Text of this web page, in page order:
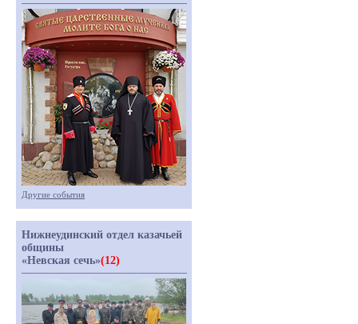
Другие события
Нижнеудинский отдел казачьей
общины
«Невская сечь»(12)